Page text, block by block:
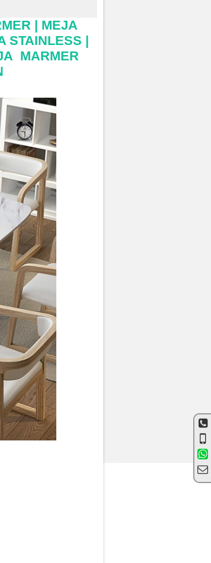
| MEJA
STAINLESS |
MARMER